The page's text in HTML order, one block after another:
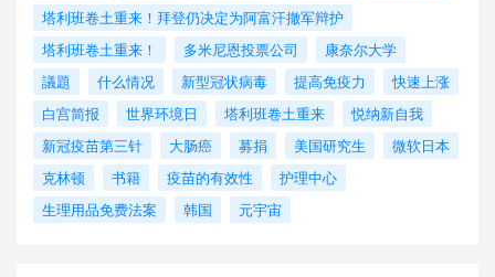
塔利班卷土重来！拜登仍决定为阿富汗撤军辩护
塔利班卷土重来！
多米尼恩投票公司
康奈尔大学
議題
什么情况 新型冠状病毒 提高免疫力
快速上涨
白宫简报
世界环境日 塔利班卷土重来
悦纳新自我
新冠疫苗第三针
大肠癌 募捐 美国研究生
微软日本
克林顿
书籍 疫苗的有效性
护理中心
生理用品免费法案
韩国 元宇宙